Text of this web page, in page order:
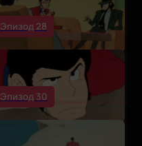
Эпизод 28
Эпизод 30